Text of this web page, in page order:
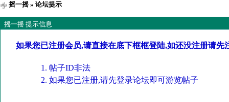
摇一摇» 论坛提示
摇一摇 提示信息
如果您已注册会员,请直接在底下框框登陆,如还没注册请先
帖子ID非法
如果您已注册,请先登录论坛即可游览帖子